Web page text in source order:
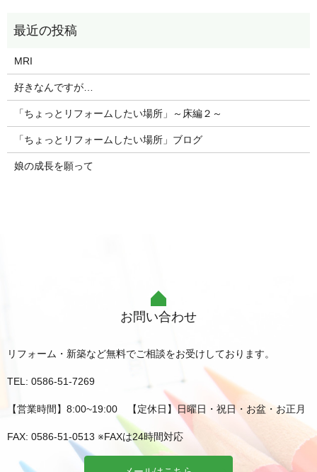
MRI
好きなんですが…
「ちょっとリフォームしたい場所」～床編２～
「ちょっとリフォームしたい場所」ブログ
娘の成長を願って
お問い合わせ
リフォーム・新築など無料でご相談をお受けしております。
TEL: 0586-51-7269
【営業時間】8:00~19:00 【定休日】日曜日・祝日・お盆・お正月
FAX: 0586-51-0513 ※FAXは24時間対応